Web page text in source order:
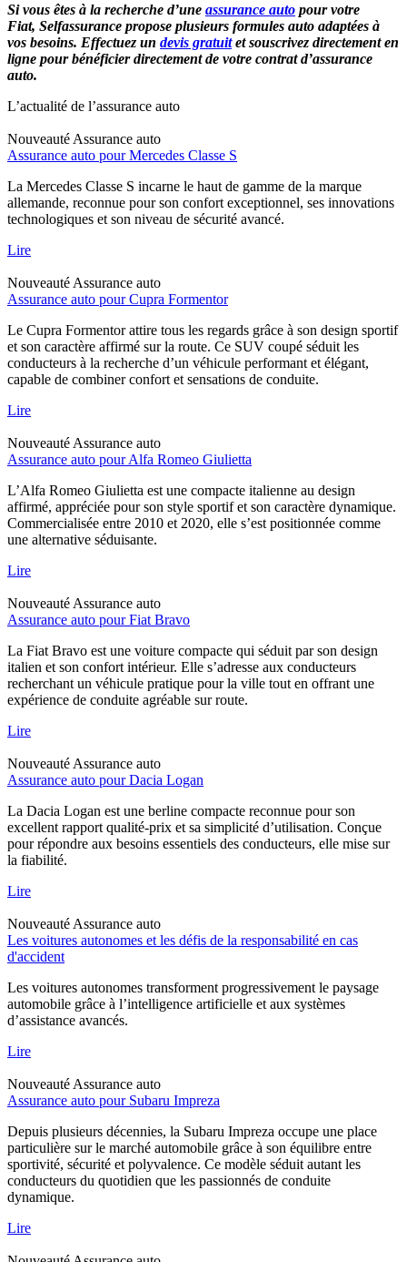
Si vous êtes à la recherche d’une assurance auto pour votre
Fiat, Selfassurance propose plusieurs formules auto adaptées à
vos besoins. Effectuez un devis gratuit et souscrivez directement en
ligne pour bénéficier directement de votre contrat d’assurance
auto.
L’actualité de l’assurance auto
Nouveauté Assurance auto
Assurance auto pour Mercedes Classe S
La Mercedes Classe S incarne le haut de gamme de la marque
allemande, reconnue pour son confort exceptionnel, ses innovations
technologiques et son niveau de sécurité avancé.
Lire
Nouveauté Assurance auto
Assurance auto pour Cupra Formentor
Le Cupra Formentor attire tous les regards grâce à son design sportif
et son caractère affirmé sur la route. Ce SUV coupé séduit les
conducteurs à la recherche d’un véhicule performant et élégant,
capable de combiner confort et sensations de conduite.
Lire
Nouveauté Assurance auto
Assurance auto pour Alfa Romeo Giulietta
L’Alfa Romeo Giulietta est une compacte italienne au design
affirmé, appréciée pour son style sportif et son caractère dynamique.
Commercialisée entre 2010 et 2020, elle s’est positionnée comme
une alternative séduisante.
Lire
Nouveauté Assurance auto
Assurance auto pour Fiat Bravo
La Fiat Bravo est une voiture compacte qui séduit par son design
italien et son confort intérieur. Elle s’adresse aux conducteurs
recherchant un véhicule pratique pour la ville tout en offrant une
expérience de conduite agréable sur route.
Lire
Nouveauté Assurance auto
Assurance auto pour Dacia Logan
La Dacia Logan est une berline compacte reconnue pour son
excellent rapport qualité-prix et sa simplicité d’utilisation. Conçue
pour répondre aux besoins essentiels des conducteurs, elle mise sur
la fiabilité.
Lire
Nouveauté Assurance auto
Les voitures autonomes et les défis de la responsabilité en cas
d'accident
Les voitures autonomes transforment progressivement le paysage
automobile grâce à l’intelligence artificielle et aux systèmes
d’assistance avancés.
Lire
Nouveauté Assurance auto
Assurance auto pour Subaru Impreza
Depuis plusieurs décennies, la Subaru Impreza occupe une place
particulière sur le marché automobile grâce à son équilibre entre
sportivité, sécurité et polyvalence. Ce modèle séduit autant les
conducteurs du quotidien que les passionnés de conduite
dynamique.
Lire